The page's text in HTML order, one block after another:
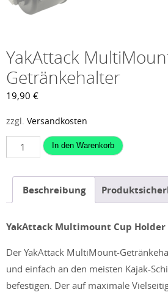
YakAttack
Getränkehalter
19,90 €
zzgl. Versandkosten
YakAttack
MultiMount-
Getränkehalter
Menge
In den Warenkorb
Beschreibung
YakAttack Multimount Cup Holder
Der YakAttack MultiMount-
und einfach an den meisten Kajak-
befestigen. Der auf maximale